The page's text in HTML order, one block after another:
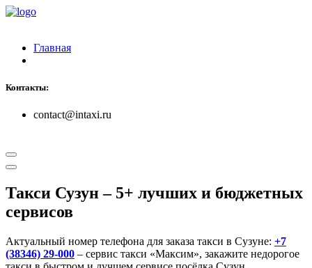
Главная
Контакты:
contact@intaxi.ru
Такси Сузун– 5+ лучших и бюджетных
сервисов
Актуальный номер телефона для заказа такси в Сузуне: +7
(38346) 29-000 – сервис такси «Максим», закажите недорогое